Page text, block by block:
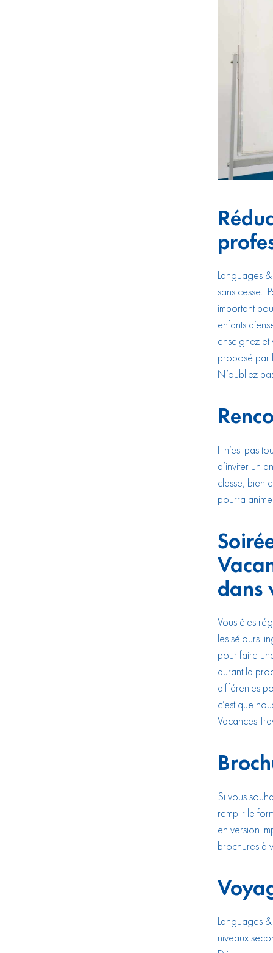
Languages
sans cesse.
important
enfants
enseignez et
proposé par
N’oubliez
Il n’est pas
d’inviter un
classe, bien
pourra
dans
Vous êtes
les séjours
pour faire
durant la
différentes
c’est que
Vacances
Si vous
remplir le
en version
brochures à
Languages
niveaux